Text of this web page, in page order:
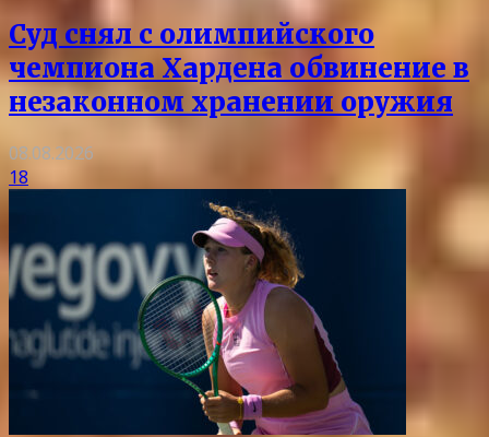
Суд снял с олимпийского
чемпиона Хардена обвинение в
незаконном хранении оружия
08.08.2026
18